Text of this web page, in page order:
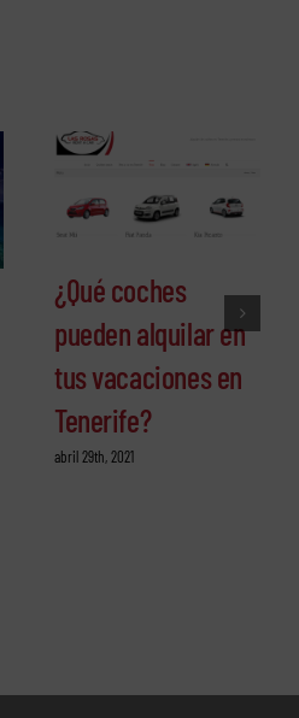
¿Qué coches
pueden alquilar en
tus vacaciones en
Tenerife?
abril 29th, 2021